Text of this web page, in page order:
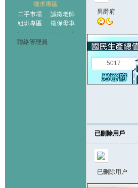
徵求專區
二手市場
誠徵老師
組班專區
徵保母車
聯絡管理員
男爵府
5017
已刪除用戶
已刪除用户